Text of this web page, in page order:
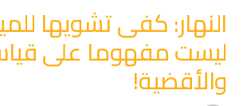
النهار: كفى تشويها
ليست مفهوما على
والأقضية!